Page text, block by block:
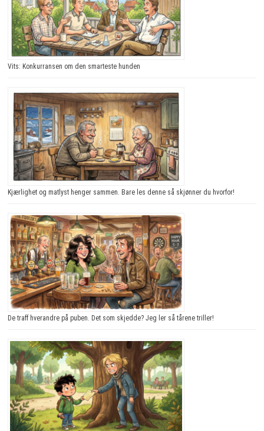
Vits: Konkurransen om den smarteste hunden
Kjærlighet og matlyst henger sammen. Bare les denne så skjønner du hvorfor!
De traff hverandre på puben. Det som skjedde? Jeg ler så tårene triller!